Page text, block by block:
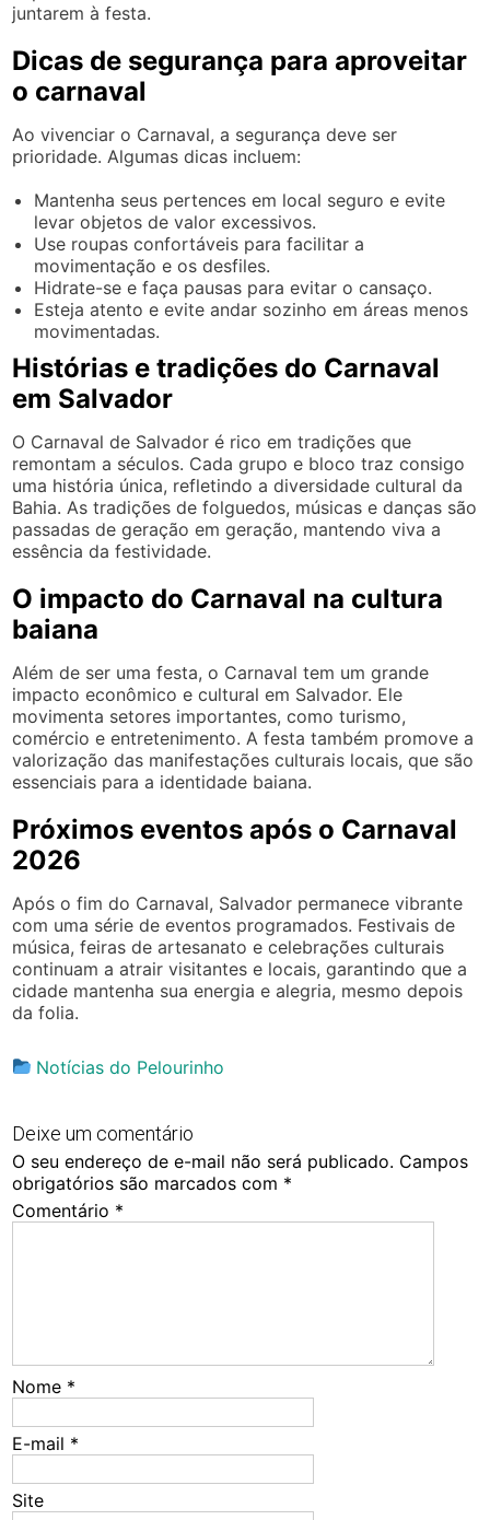
juntarem à festa.
Dicas de segurança para aproveitar
o carnaval
Ao vivenciar o Carnaval, a segurança deve ser
prioridade. Algumas dicas incluem:
Mantenha seus pertences em local seguro e evite
levar objetos de valor excessivos.
Use roupas confortáveis para facilitar a
movimentação e os desfiles.
Hidrate-se e faça pausas para evitar o cansaço.
Esteja atento e evite andar sozinho em áreas menos
movimentadas.
Histórias e tradições do Carnaval
em Salvador
O Carnaval de Salvador é rico em tradições que
remontam a séculos. Cada grupo e bloco traz consigo
uma história única, refletindo a diversidade cultural da
Bahia. As tradições de folguedos, músicas e danças são
passadas de geração em geração, mantendo viva a
essência da festividade.
O impacto do Carnaval na cultura
baiana
Além de ser uma festa, o Carnaval tem um grande
impacto econômico e cultural em Salvador. Ele
movimenta setores importantes, como turismo,
comércio e entretenimento. A festa também promove a
valorização das manifestações culturais locais, que são
essenciais para a identidade baiana.
Próximos eventos após o Carnaval
2026
Após o fim do Carnaval, Salvador permanece vibrante
com uma série de eventos programados. Festivais de
música, feiras de artesanato e celebrações culturais
continuam a atrair visitantes e locais, garantindo que a
cidade mantenha sua energia e alegria, mesmo depois
da folia.
Notícias do Pelourinho
Deixe um comentário
O seu endereço de e-mail não será publicado. Campos
obrigatórios são marcados com *
Comentário *
Nome *
E-mail *
Site